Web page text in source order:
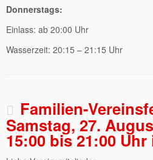
Donnerstags:
Einlass: ab 20:00 Uhr
Wasserzeit: 20:15 – 21:15 Uhr
Familien-
Samstag, 27.
15:00 bis 21:00